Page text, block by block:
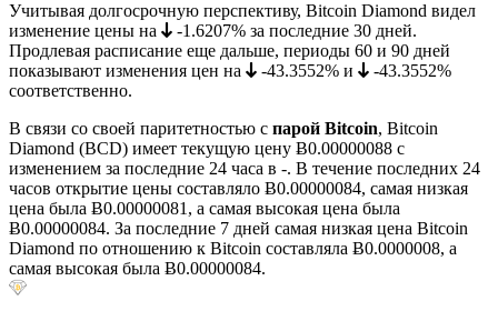
Учитывая долгосрочную перспективу, Bitcoin Diamond видел
изменение цены на
-1.6207% за последние 30 дней.
Продлевая расписание еще дальше, периоды 60 и 90 дней
показывают изменения цен на
-43.3552% и
-43.3552%
соответственно.
В связи со своей паритетностью с парой Bitcoin, Bitcoin
Diamond (BCD) имеет текущую цену Ƀ0.00000088 с
изменением за последние 24 часа в -. В течение последних 24
часов открытие цены составляло Ƀ0.00000084, самая низкая
цена была Ƀ0.00000081 , а самая высокая цена была
Ƀ0.00000084. За последние 7 дней самая низкая цена Bitcoin
Diamond по отношению к Bitcoin составляла Ƀ0.0000008, а
самая высокая была Ƀ0.00000084.